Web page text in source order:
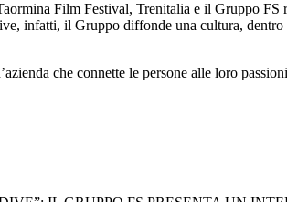
Film Festival, Trenitalia e il Gruppo
infatti, il Gruppo diffonde una cultura,
che connette le persone alle loro